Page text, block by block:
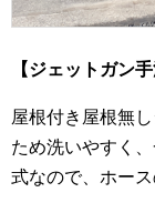
【ジェットガン
屋根付き屋根無
ため洗いやすく
式なので、ホー